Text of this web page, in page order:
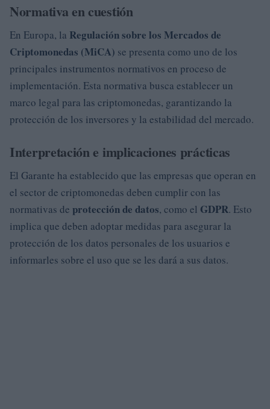
Normativa en cuestión
En Europa, la Regulación sobre los Mercados de
Criptomonedas (MiCA) se presenta como uno de los
principales instrumentos normativos en proceso de
implementación. Esta normativa busca establecer un
marco legal para las criptomonedas, garantizando la
protección de los inversores y la estabilidad del mercado.
Interpretación e implicaciones prácticas
El Garante ha establecido que las empresas que operan en
el sector de criptomonedas deben cumplir con las
normativas de protección de datos, como el GDPR. Esto
implica que deben adoptar medidas para asegurar la
protección de los datos personales de los usuarios e
informarles sobre el uso que se les dará a sus datos.